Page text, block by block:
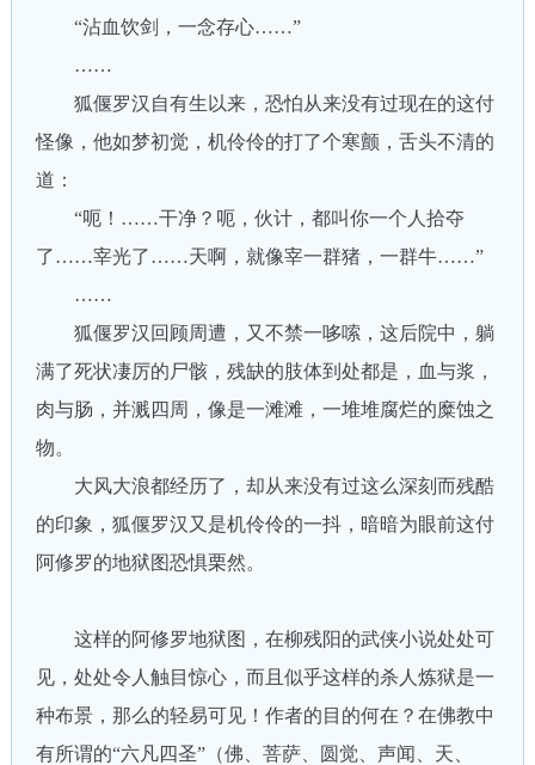
“沾血饮剑，一念存心……”
……
狐偃罗汉自有生以来，恐怕从来没有过现在的这付
怪像，他如梦初觉，机伶伶的打了个寒颤，舌头不清的
道：
“呃！……干净？呃，伙计，都叫你一个人拾夺
了……宰光了……天啊，就像宰一群猪，一群牛……”
……
狐偃罗汉回顾周遭，又不禁一哆嗦，这后院中，躺
满了死状凄厉的尸骸，残缺的肢体到处都是，血与浆，
肉与肠，并溅四周，像是一滩滩，一堆堆腐烂的糜蚀之
物。
大风大浪都经历了，却从来没有过这么深刻而残酷
的印象，狐偃罗汉又是机伶伶的一抖，暗暗为眼前这付
阿修罗的地狱图恐惧栗然。
这样的阿修罗地狱图，在柳残阳的武侠小说处处可
见，处处令人触目惊心，而且似乎这样的杀人炼狱是一
种布景，那么的轻易可见！作者的目的何在？在佛教中
有所谓的“六凡四圣”（佛、菩萨、圆觉、声闻、天、